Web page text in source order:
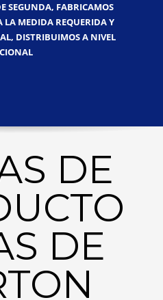
SEGUNDA, FABRICAMOS
LA MEDIDA REQUERIDA Y
DISTRIBUIMOS A NIVEL
DE
DE